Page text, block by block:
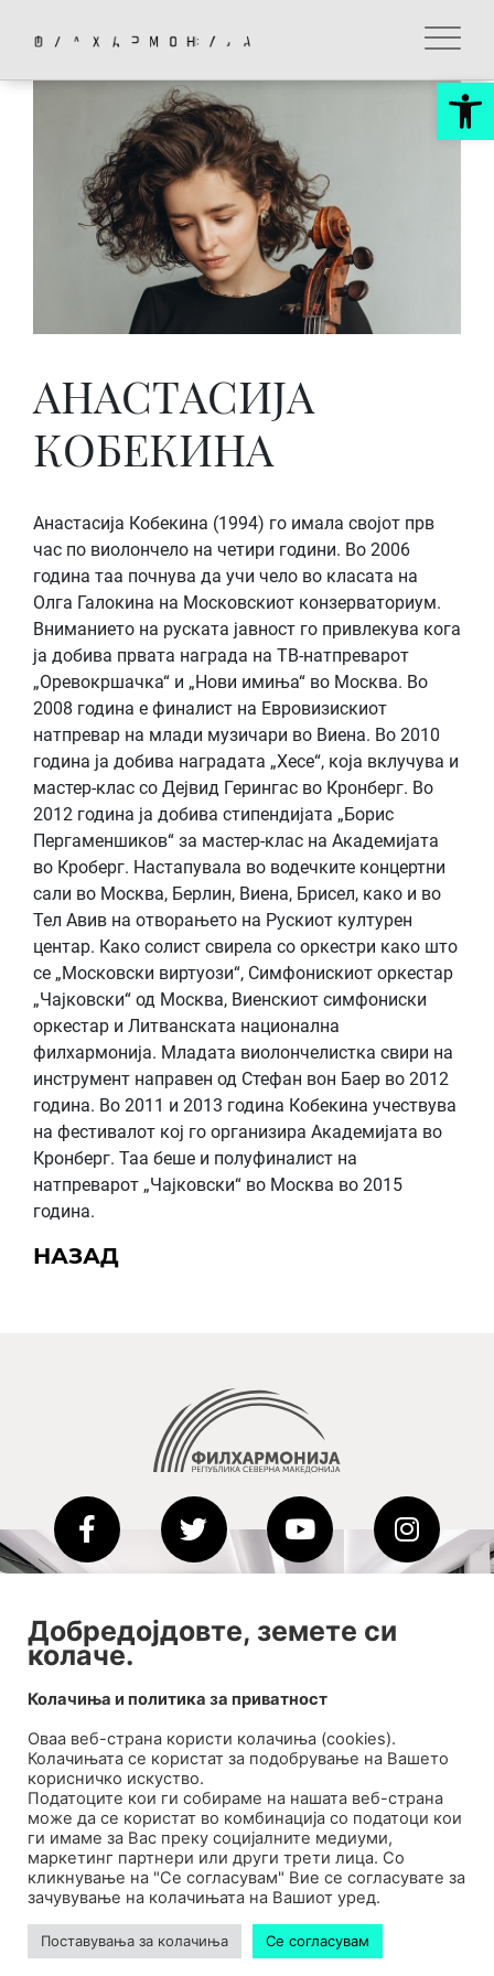
АНАСТАСИЈА
КОБЕКИНА
Анастасија Кобекина (1994) го имала својот прв
час по виолончело на четири години. Во 2006
година таа почнува да учи чело во класата на
Олга Галокина на Московскиот конзерваториум.
Вниманието на руската јавност го привлекува кога
ја добива првата награда на ТВ-натпреварот
„Оревокршачка“ и „Нови имиња“ во Москва. Во
2008 година е финалист на Евровизискиот
натпревар на млади музичари во Виена. Во 2010
година ја добива наградата „Хесе“, која вклучува и
мастер-клас со Дејвид Герингас во Кронберг. Во
2012 година ја добива стипендијата „Борис
Пергаменшиков“ за мастер-клас на Академијата
во Кроберг. Настапувала во водечките концертни
сали во Москва, Берлин, Виена, Брисел, како и во
Тел Авив на отворањето на Рускиот културен
центар. Како солист свирела со оркестри како што
се „Московски виртуози“, Симфонискиот оркестар
„Чајковски“ од Москва, Виенскиот симфониски
оркестар и Литванската национална
филхармонија. Младата виолончелистка свири на
инструмент направен од Стефан вон Баер во 2012
година. Во 2011 и 2013 година Кобекина учествува
на фестивалот кој го организира Академијата во
Кронберг. Таа беше и полуфиналист на
натпреварот „Чајковски“ во Москва во 2015
година.
НАЗАД
2020-09-01_argument!
Filharmonija
Билтен
Контакт
Добредојдовте, земете си
колаче.
Колачиња и политика за приватност
Оваа веб-странa користи колачиња (cookies).
Колачињата се користат за подобрување на Вашето
корисничко искуство.
Податоците кои ги собираме на нашата веб-страна
може да се користат во комбинација со податоци кои
ги имаме за Вас преку социјалните медиуми,
маркетинг партнери или други трети лица. Со
кликнување на "Се согласувам" Вие се согласувате за
зачувување на колачињата на Вашиот уред.
Поставувања за колачиња Се согласувам